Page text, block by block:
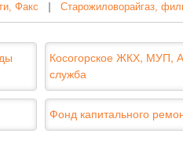
Факс Старожиловорайгаз,
Косогорское ЖКХ, МУП,
служба
Фонд капитального